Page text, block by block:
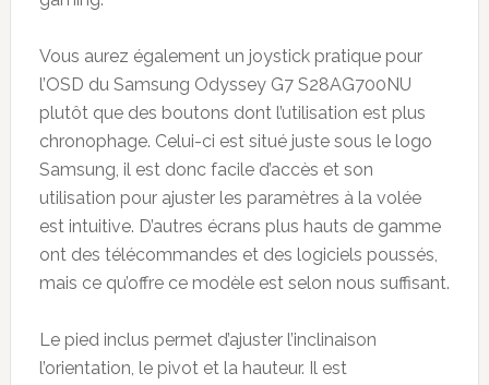
Vous aurez également un joystick pratique pour
l’OSD du Samsung Odyssey G7 S28AG700NU
plutôt que des boutons dont l’utilisation est plus
chronophage. Celui-ci est situé juste sous le logo
Samsung, il est donc facile d’accès et son
utilisation pour ajuster les paramètres à la volée
est intuitive. D’autres écrans plus hauts de gamme
ont des télécommandes et des logiciels poussés,
mais ce qu’offre ce modèle est selon nous suffisant.
Le pied inclus permet d’ajuster l’inclinaison
l’orientation, le pivot et la hauteur. Il est